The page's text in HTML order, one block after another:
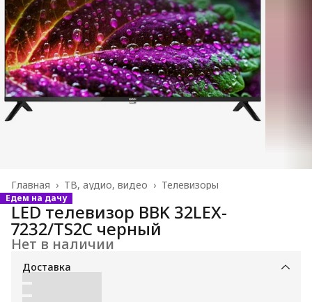
Телевизоры
ТВ, аудио, видео ›
Главная ›
Едем на дачу
LED телевизор BBK 32LEX-
7232/TS2C черный
Нет в наличии
Доставка